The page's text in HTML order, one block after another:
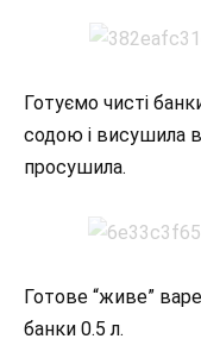
Готуємо чисті
содою і висушила
просушила.
Готове “живе”
банки 0.5 л.